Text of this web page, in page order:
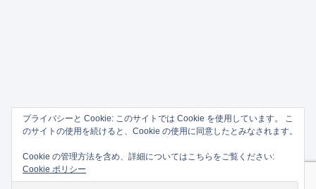
プライバシーと Cookie: このサイトでは Cookie を使用しています。 こ
のサイトの使用を続けると、Cookie の使用に同意したとみなされます。
Cookie の管理方法を含め、詳細についてはこちらをご覧ください:
Cookie ポリシー